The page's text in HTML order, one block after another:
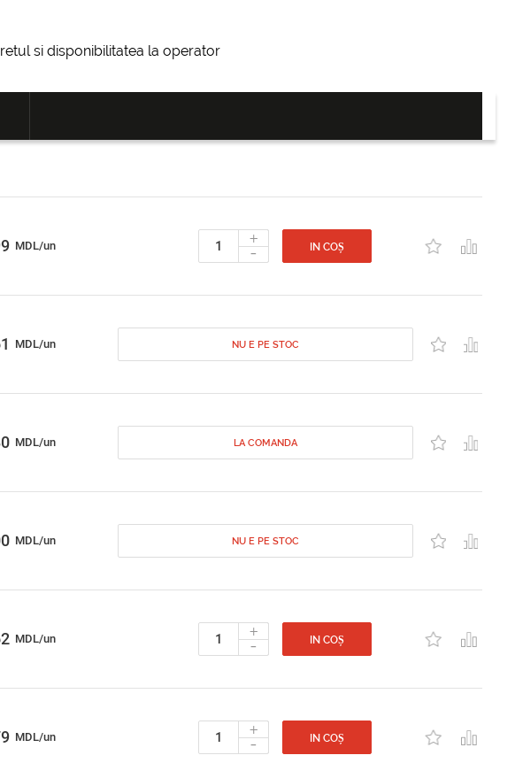
si disponibilitatea la operator
MDL/un +
- IN COȘ
MDL/un NU E PE STOC
MDL/un LA COMANDA
MDL/un NU E PE STOC
MDL/un +
- IN COȘ
MDL/un +
- IN COȘ